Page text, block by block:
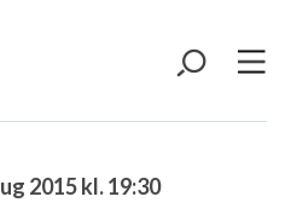
2015 kl. 19:30